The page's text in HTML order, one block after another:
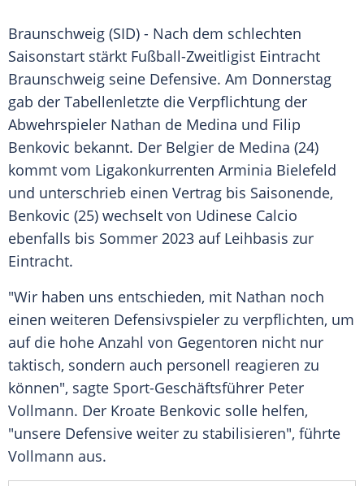
Braunschweig (SID) - Nach dem schlechten
Saisonstart stärkt Fußball-Zweitligist Eintracht
Braunschweig seine Defensive. Am Donnerstag
gab der Tabellenletzte die Verpflichtung der
Abwehrspieler Nathan de Medina und Filip
Benkovic bekannt. Der Belgier de Medina (24)
kommt vom Ligakonkurrenten Arminia Bielefeld
und unterschrieb einen Vertrag bis Saisonende,
Benkovic (25) wechselt von Udinese Calcio
ebenfalls bis Sommer 2023 auf Leihbasis zur
Eintracht.
"Wir haben uns entschieden, mit Nathan noch
einen weiteren Defensivspieler zu verpflichten, um
auf die hohe Anzahl von Gegentoren nicht nur
taktisch, sondern auch personell reagieren zu
können", sagte Sport-Geschäftsführer Peter
Vollmann. Der Kroate Benkovic solle helfen,
"unsere Defensive weiter zu stabilisieren", führte
Vollmann aus.